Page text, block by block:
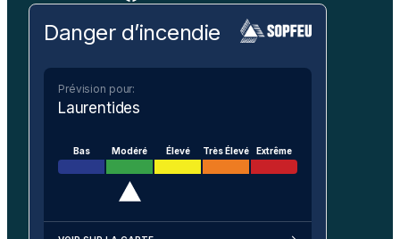
Danger d’incendie
Prévision pour:
Laurentides
Bas Modéré Élevé Très Élevé Extrême